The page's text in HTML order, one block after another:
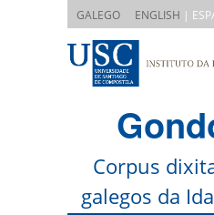
GALEGO ENGLISH |
Corpus
galegos da